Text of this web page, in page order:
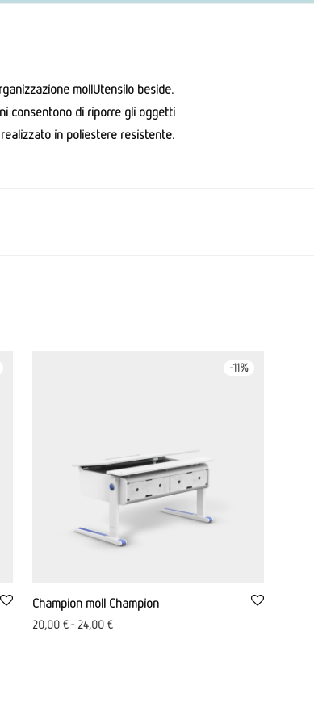
mollUtensilo beside.
consentono di riporre gli oggetti
in poliestere resistente.
-11%
Champion moll Champion
20,00 €- 24,00 €